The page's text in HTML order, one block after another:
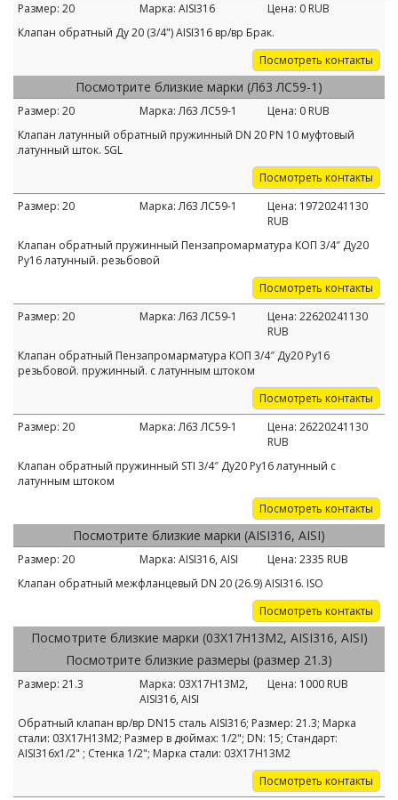
Размер: 20 Марка: AISI316 Цена: 0 RUB
Клапан обратный Ду 20 (3/4") AISI316 вр/вр Брак.
Посмотреть контакты
Посмотрите близкие марки (Л63 ЛС59-1)
Размер: 20 Марка: Л63 ЛС59-1 Цена: 0 RUB
Клапан латунный обратный пружинный DN 20 PN 10 муфтовый
латунный шток. SGL
Посмотреть контакты
Размер: 20 Марка: Л63 ЛС59-1 Цена: 19720241130
RUB
Клапан обратный пружинный Пензапромарматура КОП 3/4″ Ду20
Ру16 латунный. резьбовой
Посмотреть контакты
Размер: 20 Марка: Л63 ЛС59-1 Цена: 22620241130
RUB
Клапан обратный Пензапромарматура КОП 3/4″ Ду20 Ру16
резьбовой. пружинный. с латунным штоком
Посмотреть контакты
Размер: 20 Марка: Л63 ЛС59-1 Цена: 26220241130
RUB
Клапан обратный пружинный STI 3/4″ Ду20 Ру16 латунный с
латунным штоком
Посмотреть контакты
Посмотрите близкие марки (AISI316, AISI)
Размер: 20 Марка: AISI316, AISI Цена: 2335 RUB
Клапан обратный межфланцевый DN 20 (26.9) AISI316. ISO
Посмотреть контакты
Посмотрите близкие марки (03Х17Н13М2, AISI316, AISI)
Посмотрите близкие размеры (размер 21.3)
Размер: 21.3 Марка: 03Х17Н13М2,
AISI316, AISI
Цена: 1000 RUB
Обратный клапан вр/вр DN15 сталь AISI316; Размер: 21.3; Марка
стали: 03Х17Н13М2; Размер в дюймах: 1/2"; DN: 15; Стандарт:
AISI316х1/2" ; Стенка 1/2"; Марка стали: 03Х17Н13М2
Посмотреть контакты